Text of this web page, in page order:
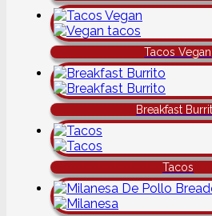
Tacos Vegan
Breakfast
Tacos